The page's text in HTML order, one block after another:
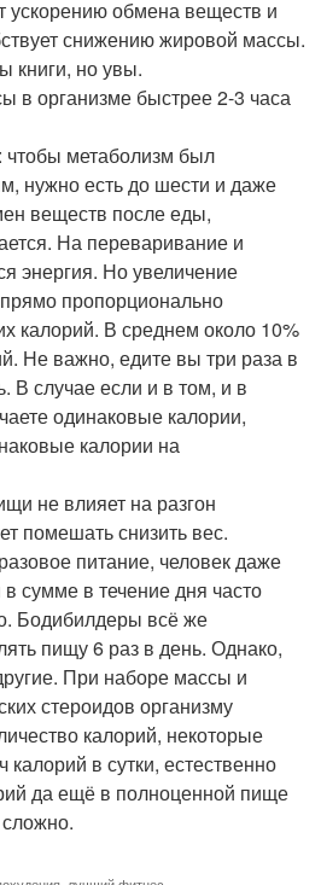
ускорению обмена веществ и
снижению жировой массы.
книги, но увы.
в организме быстрее 2-3 часа
чтобы метаболизм был
нужно есть до шести и даже
веществ после еды,
На переваривание и
энергия. Но увеличение
пропорционально
калорий. В среднем около 10%
Не важно, едите вы три раза в
В случае если и в том, и в
одинаковые калории,
калории на
не влияет на разгон
помешать снизить вес.
питание, человек даже
сумме в течение дня часто
Бодибилдеры всё же
пищу 6 раз в день. Однако,
При наборе массы и
стероидов организму
калорий, некоторые
в сутки, естественно
да ещё в полноценной пище